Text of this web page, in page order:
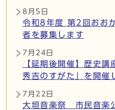
8月5日
令和8年度 第2回おお
者を募集します
7月24日
【延期後開催】歴史講
秀吉のすがた」を開催
7月22日
大垣音楽祭 市民音楽